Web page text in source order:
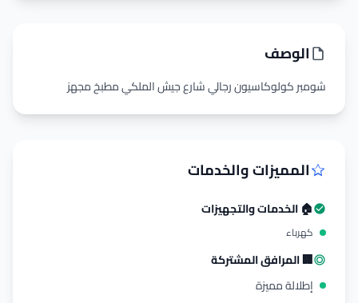
الوصف
شومبر كولوكاسيون رجالي شارع جيش الملكي مطبخ مجهز
المميزات والخدمات
🏠 الخدمات والتجهيزات
كهرباء
🏢 المرافق المشتركة
إطلالة مميزة